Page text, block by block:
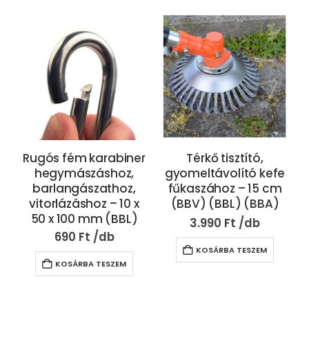
Rugós fém karabiner
hegymászáshoz,
barlangászathoz,
vitorlázáshoz – 10 x
50 x 100 mm (BBL)
690 Ft
KOSÁRBA TESZEM
Térkő tisztító,
gyomeltávolító kefe
fűkaszához – 15 cm
(BBV) (BBL) (BBA)
3.990 Ft
KOSÁRBA TESZEM